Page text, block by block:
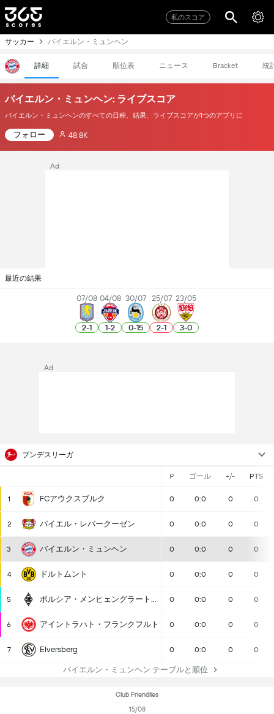
私のスコア
サッカー バイエルン・ミュンヘン
詳細 試合 順位表 ニュース Bracket 統
バイエルン・ミュンヘン: ライブスコア
バイエルン・ミュンヘンのすべての日程、結果、ライブスコアが1つのアプリに
フォロー 48.8K
Ad
最近の結果
07/08
2-1
04/08
1-2
30/07
0-15
25/07
2-1
23/05
3-0
ブンデスリーガ
P ゴール +/- PTS
1 FCアウクスブルク 0 0:0 0 0
2 バイエル・レバークーゼン 0 0:0 0 0
3 バイエルン・ミュンヘン 0 0:0 0 0
4 ドルトムント 0 0:0 0 0
5 ボルシア・メンヒェングラートバッハ 0 0:0 0 0
6 アイントラハト・フランクフルト 0 0:0 0 0
7 Elversberg 0 0:0 0 0
バイエルン・ミュンヘン テーブルと順位
Ad
Club Friendlies
15/08